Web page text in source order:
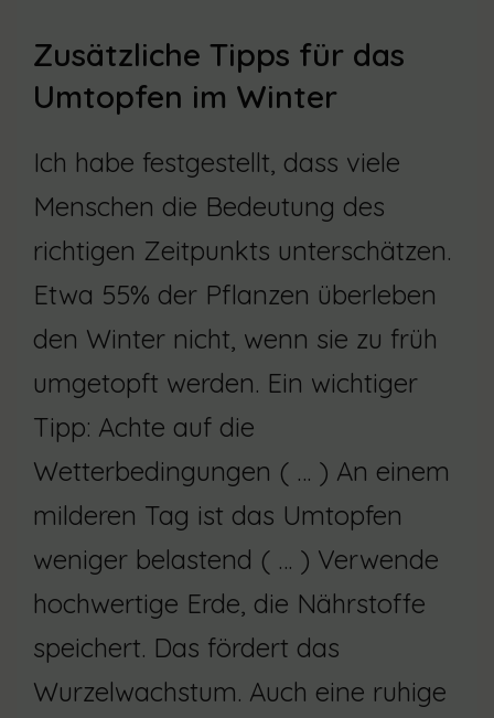
Zusätzliche Tipps für das
Umtopfen im Winter
Ich habe festgestellt, dass viele
Menschen die Bedeutung des
richtigen Zeitpunkts unterschätzen.
Etwa 55% der Pflanzen überleben
den Winter nicht, wenn sie zu früh
umgetopft werden. Ein wichtiger
Tipp: Achte auf die
Wetterbedingungen ( … ) An einem
milderen Tag ist das Umtopfen
weniger belastend ( … ) Verwende
hochwertige Erde, die Nährstoffe
speichert. Das fördert das
Wurzelwachstum. Auch eine ruhige